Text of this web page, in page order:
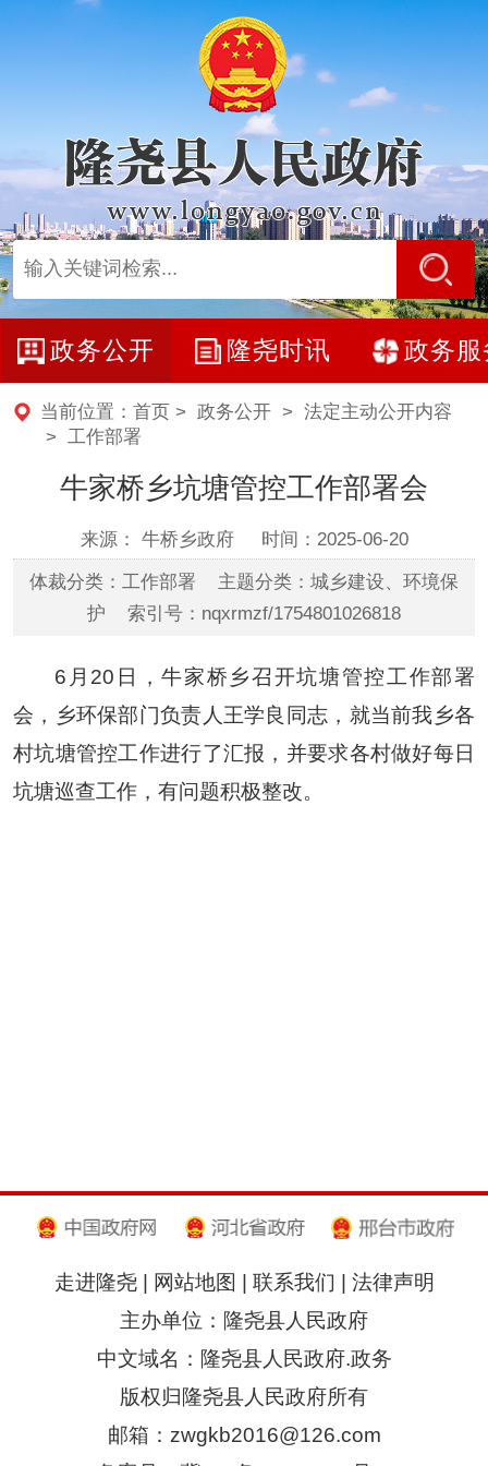
政务公开 隆尧时讯 政务服
当前位置： 首页 > 政务公开> 法定主动公开内容
> 工作部署
牛家桥乡坑塘管控工作部署会
来源： 牛桥乡政府 时间：2025-06-20
体裁分类：工作部署 主题分类：城乡建设、环境保
护 索引号：nqxrmzf/1754801026818
6 月 20 日，牛家桥乡召开坑塘管控工作部署
会，乡环保部门负责人王学良同志，就当前我乡各
村坑塘管控工作进行了汇报，并要求各村做好每日
坑塘巡查工作，有问题积极整改。
走进隆尧| 网站地图 联系我们
法律声明
主办单位：隆尧县人民政府
中文域名：隆尧县人民政府.政务
版权归隆尧县人民政府所有
邮箱：zwgkb2016@126.com